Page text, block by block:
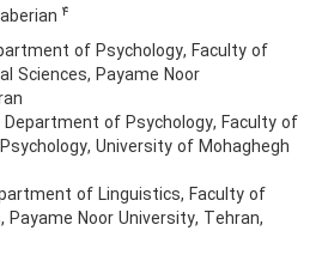
4
of Psychology, Faculty of
Sciences, Payame Noor
of Psychology, Faculty of
University of Mohaghegh
of Linguistics, Faculty of
Noor University, Tehran,